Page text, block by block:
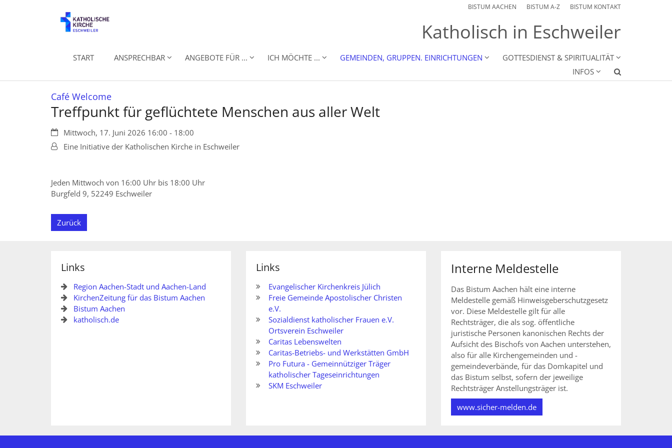
BISTUM AACHEN BISTUM A-Z BISTUM KONTAKT
Katholisch in Eschweiler
START ANSPRECHBAR ANGEBOTE FÜR ... ICH MÖCHTE ... GEMEINDEN, GRUPPEN. EINRICHTUNGEN
GOTTESDIENST & SPIRITUALITÄT
INFOS
Café Welcome:
Treffpunkt für geflüchtete Menschen aus aller Welt
Datum:Mittwoch, 17. Juni 2026 16:00 - 18:00
Von:Eine Initiative der Katholischen Kirche in Eschweiler
Jeden Mittwoch von 16:00 Uhr bis 18:00 Uhr
Burgfeld 9, 52249 Eschweiler
Zurück
Links
Region Aachen-Stadt und Aachen-Land
KirchenZeitung für das Bistum Aachen
Bistum Aachen
katholisch.de
Links
Evangelischer Kirchenkreis Jülich
Freie Gemeinde Apostolischer Christen
e.V.
Sozialdienst katholischer Frauen e.V.
Ortsverein Eschweiler
Caritas Lebenswelten
Caritas-Betriebs- und Werkstätten GmbH
Pro Futura - Gemeinnütziger Träger
katholischer Tageseinrichtungen
SKM Eschweiler
Interne Meldestelle
Das Bistum Aachen hält eine interne
Meldestelle gemäß Hinweisgeberschutzgesetz
vor. Diese Meldestelle gilt für alle
Rechtsträger, die als sog. öffentliche
juristische Personen kanonischen Rechts der
Aufsicht des Bischofs von Aachen unterstehen,
also für alle Kirchengemeinden und -
gemeindeverbände, für das Domkapitel und
das Bistum selbst, sofern der jeweilige
Rechtsträger Anstellungsträger ist.
www.sicher-melden.de